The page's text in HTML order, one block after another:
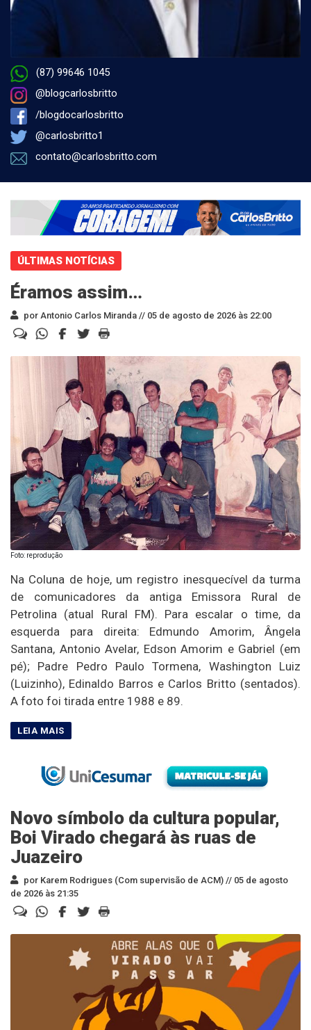
(87) 99646 1045
@blogcarlosbritto
/blogdocarlosbritto
@carlosbritto1
contato@carlosbritto.com
ÚLTIMAS NOTÍCIAS
Éramos assim…
por Antonio Carlos Miranda // 05 de agosto de 2026 às 22:00
Foto: reprodução
Na Coluna de hoje, um registro inesquecível da turma
de comunicadores da antiga Emissora Rural de
Petrolina (atual Rural FM). Para escalar o time, da
esquerda para direita: Edmundo Amorim, Ângela
Santana, Antonio Avelar, Edson Amorim e Gabriel (em
pé); Padre Pedro Paulo Tormena, Washington Luiz
(Luizinho), Edinaldo Barros e Carlos Britto (sentados).
A foto foi tirada entre 1988 e 89.
Novo símbolo da cultura popular,
Boi Virado chegará às ruas de
Juazeiro
por Karem Rodrigues (Com supervisão de ACM) // 05 de agosto
de 2026 às 21:35